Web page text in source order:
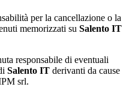
per la cancellazione o la
memorizzati su Salento IT
responsabile di eventuali
Salento IT derivanti da cause
srl.